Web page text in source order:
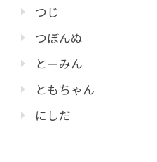
つじ
つぼんぬ
とーみん
ともちゃん
にしだ